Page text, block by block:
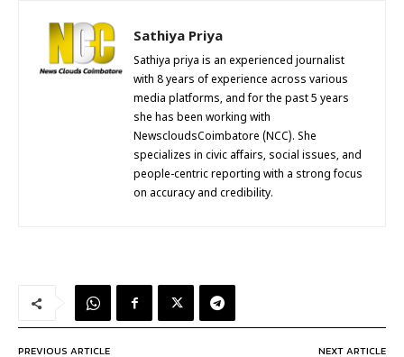
Sathiya Priya
Sathiya priya is an experienced journalist
with 8 years of experience across various
media platforms, and for the past 5 years
she has been working with
NewscloudsCoimbatore (NCC). She
specializes in civic affairs, social issues, and
people-centric reporting with a strong focus
on accuracy and credibility.
PREVIOUS ARTICLE NEXT ARTICLE